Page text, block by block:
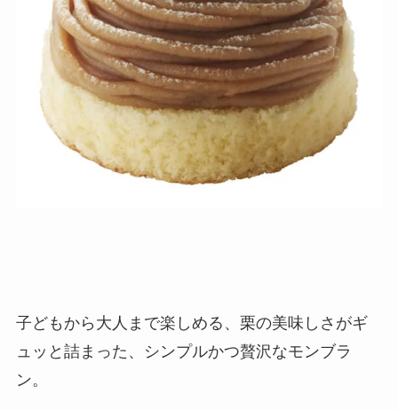
子どもから大人まで楽しめる、栗の美味しさがギ
ュッと詰まった、シンプルかつ贅沢なモンブラ
ン。